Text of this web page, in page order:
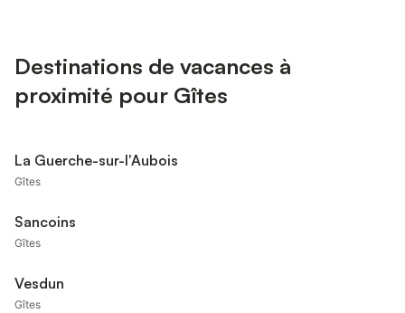
Destinations de vacances à
proximité pour Gîtes
La Guerche-sur-l'Aubois
Gîtes
Sancoins
Gîtes
Vesdun
Gîtes